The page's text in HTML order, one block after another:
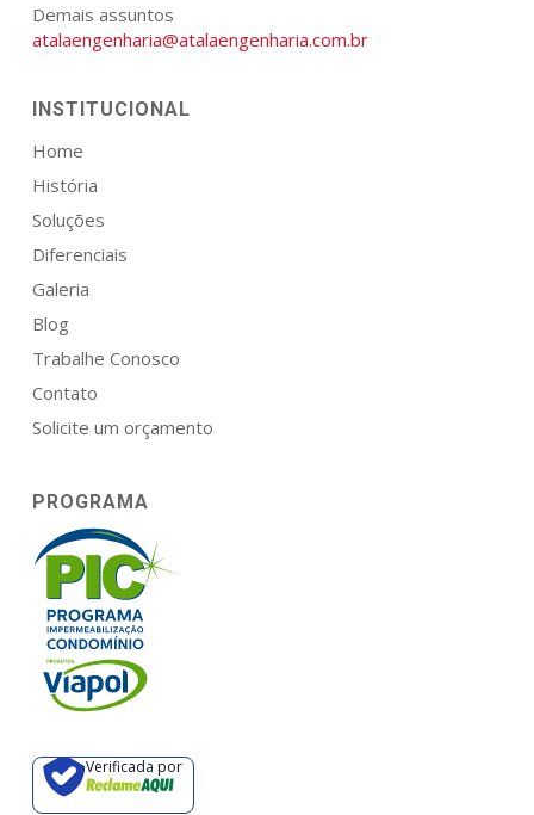
Demais assuntos
atalaengenharia@atalaengenharia.com.br
INSTITUCIONAL
Home
História
Soluções
Diferenciais
Galeria
Blog
Trabalhe Conosco
Contato
Solicite um orçamento
PROGRAMA
Verificada por